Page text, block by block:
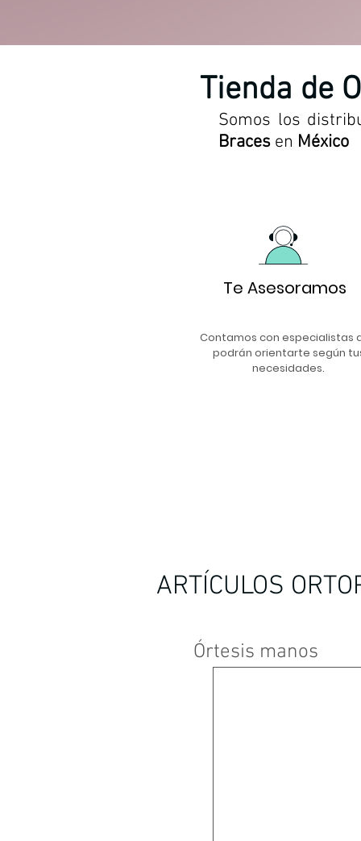
Tienda de
Somos los
Braces en México
Te Asesoramos
Contamos con especialistas
podrán orientarte según
necesidades.
ARTÍCULOS
Órtesis manos